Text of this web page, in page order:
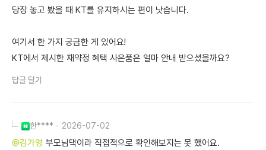
당장 놓고 봤을 때 KT를 유지하시는 편이 낫습니다.
여기서 한 가지 궁금한 게 있어요!
KT에서 제시한 재약정 혜택 사은품은 얼마 안내 받으셨을까요?
답글 달기
한**** 2026-07-02
@김가영 부모님댁이라 직접적으로 확인해보지는 못 했어요.